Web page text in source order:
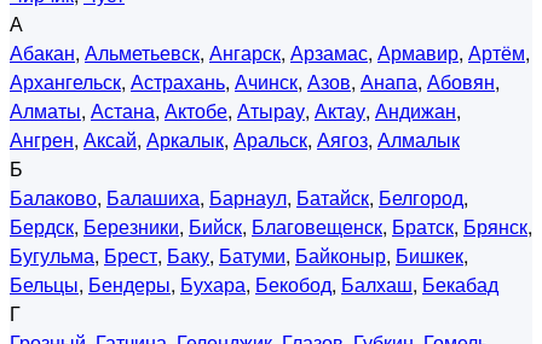
А
Абакан, Альметьевск, Ангарск, Арзамас, Армавир, Артём,
Архангельск, Астрахань, Ачинск, Азов, Анапа, Абовян,
Алматы, Астана, Актобе, Атырау, Актау, Андижан,
Ангрен, Аксай, Аркалык, Аральск, Аягоз, Алмалык
Б
Балаково, Балашиха, Барнаул, Батайск, Белгород,
Бердск, Березники, Бийск, Благовещенск, Братск, Брянск,
Бугульма, Брест, Баку, Батуми, Байконыр, Бишкек,
Бельцы, Бендеры, Бухара, Бекобод, Балхаш, Бекабад
Г